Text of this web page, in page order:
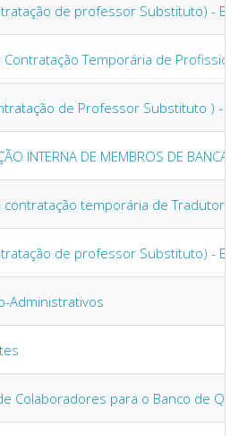
de professor Substituto) -
Temporária de
de Professor Substituto ) -
INTERNA DE MEMBROS DE BANCA
contratação temporária de Tradutor
de professor Substituto) -
Administrativos
Colaboradores para o Banco de